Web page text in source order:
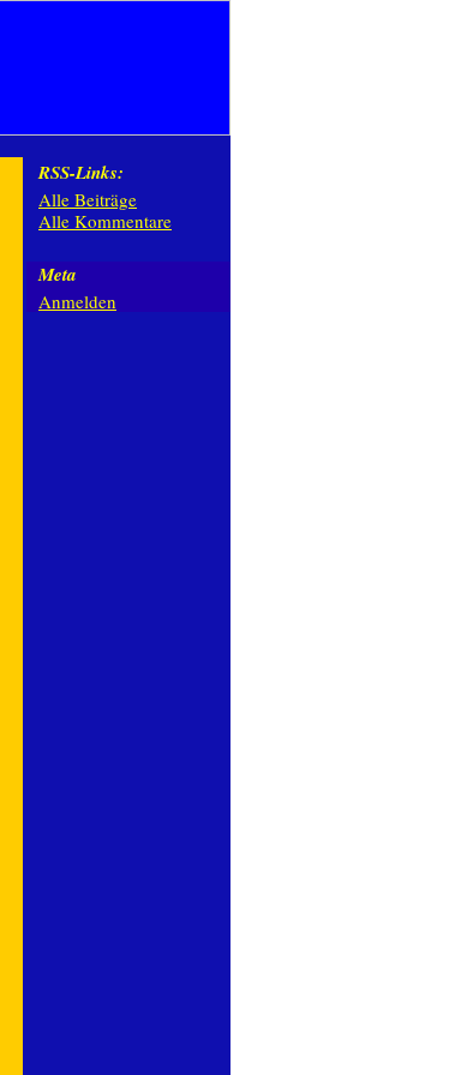
RSS-Links:
Alle Beiträge
Alle Kommentare
Meta
Anmelden